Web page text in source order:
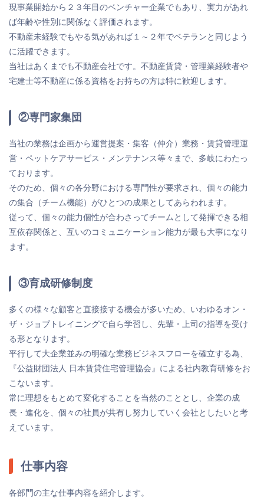
現事業開始から２３年目のベンチャー企業でもあり、実力があれ
ば年齢や性別に関係なく評価されます。
不動産未経験でもやる気があれば１～２年でベテランと同じよう
に活躍できます。
当社はあくまでも不動産会社です。不動産賃貸・管理業経験者や
宅建士等不動産に係る資格をお持ちの方は特に歓迎します。
②専門家集団
当社の業務は企画から運営提案・集客（仲介）業務・賃貸管理運
営・ペットケアサービス・メンテナンス等々まで、多岐にわたっ
ております。
そのため、個々の各分野における専門性が要求され、個々の能力
の集合（チーム機能）がひとつの成果としてあらわれます。
従って、個々の能力個性が合わさってチームとして発揮できる相
互依存関係と、互いのコミュニケーション能力が最も大事になり
ます。
③育成研修制度
多くの様々な顧客と直接接する機会が多いため、いわゆるオン・
ザ・ジョブトレイニングで自ら学習し、先輩・上司の指導を受け
る形となります。
平行して大企業並みの明確な業務ビジネスフローを確立する為、
『公益財団法人 日本賃貸住宅管理協会』による社内教育研修をお
こないます。
常に理想をもとめて変化することを当然のこととし、企業の成
長・進化を、個々の社員が共有し努力していく会社としたいと考
えています。
仕事内容
各部門の主な仕事内容を紹介します。